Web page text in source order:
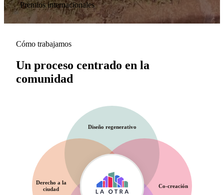
Premios internacionales
Cómo trabajamos
Un proceso centrado en la
comunidad
Diseño regenerativo
Co-creación
Derecho a la
ciudad